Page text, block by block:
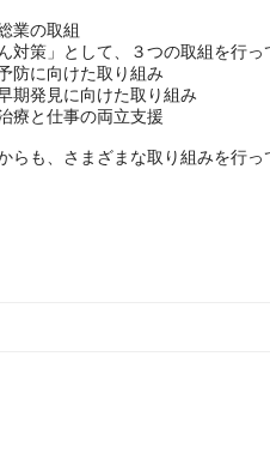
業の取組
ん対策」として、３つの取組を行
防に向けた取り組み
期発見に向けた取り組み
療と仕事の両立支援
らも、さまざまな取り組みを行